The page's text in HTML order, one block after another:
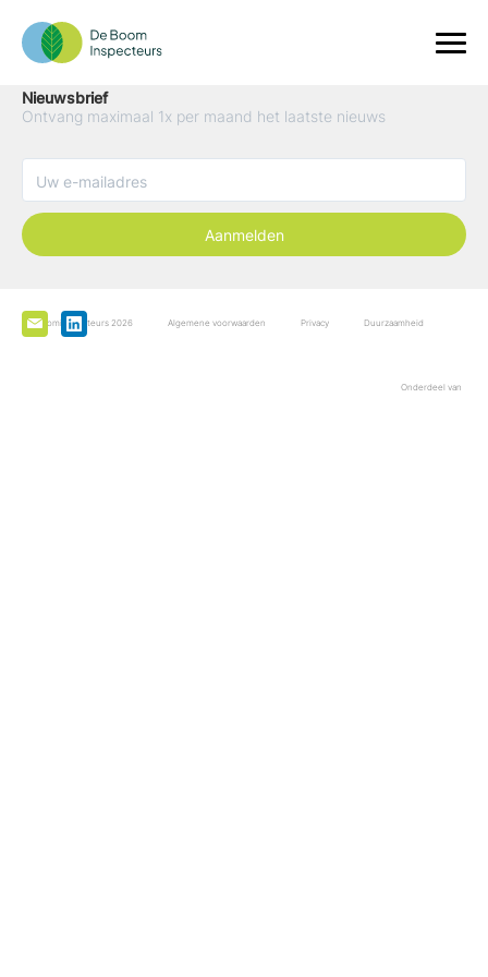
Nieuwsbrief
Ontvang maximaal 1x per maand het laatste nieuws
Aanmelden
De Boominspecteurs 2026 Algemene voorwaarden Privacy Duurzaamheid
Onderdeel van